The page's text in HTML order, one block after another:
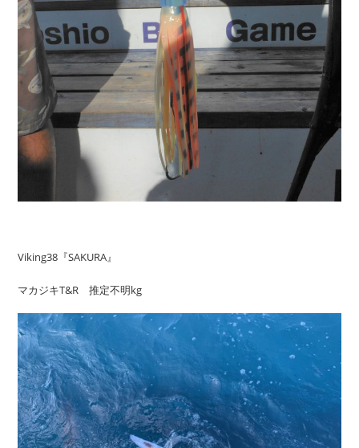
Viking38『SAKURA』
マカジキT&R 推定不明kg